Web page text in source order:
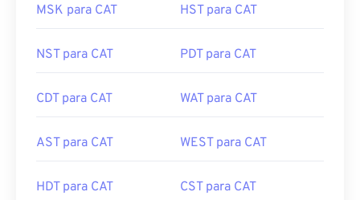
MSK para CAT HST para CAT
NST para CAT PDT para CAT
CDT para CAT WAT para CAT
AST para CAT WEST para CAT
HDT para CAT CST para CAT